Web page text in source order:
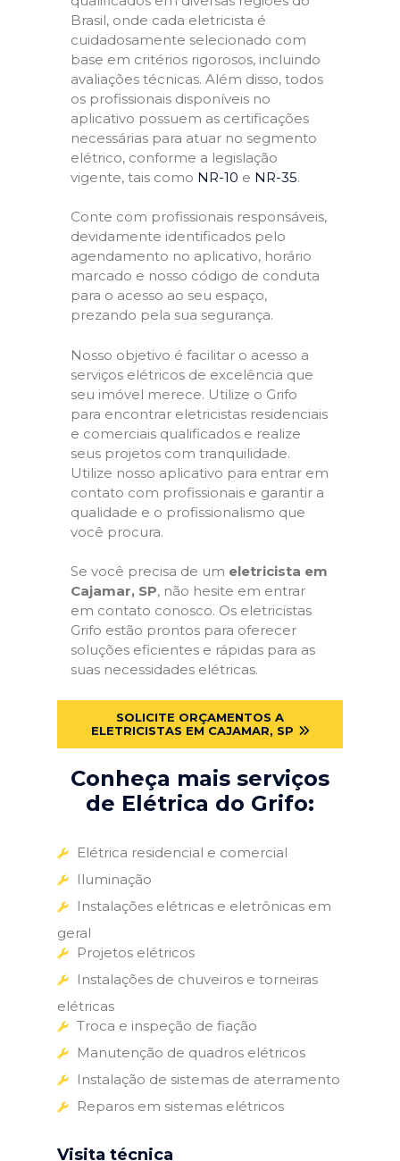
Brasil, onde cada eletricista é
cuidadosamente selecionado com
base em critérios rigorosos, incluindo
avaliações técnicas. Além disso, todos
os profissionais disponíveis no
aplicativo possuem as certificações
necessárias para atuar no segmento
elétrico, conforme a legislação
vigente, tais como NR-10 e NR-35.
Conte com profissionais responsáveis,
devidamente identificados pelo
agendamento no aplicativo, horário
marcado e nosso código de conduta
para o acesso ao seu espaço,
prezando pela sua segurança.
Nosso objetivo é facilitar o acesso a
serviços elétricos de excelência que
seu imóvel merece. Utilize o Grifo
para encontrar eletricistas residenciais
e comerciais qualificados e realize
seus projetos com tranquilidade.
Utilize nosso aplicativo para entrar em
contato com profissionais e garantir a
qualidade e o profissionalismo que
você procura.
Se você precisa de um eletricista em
Cajamar, SP, não hesite em entrar
em contato conosco. Os eletricistas
Grifo estão prontos para oferecer
soluções eficientes e rápidas para as
suas necessidades elétricas.
SOLICITE ORÇAMENTOS A
ELETRICISTAS EM CAJAMAR, SP
Conheça mais serviços
de Elétrica do Grifo:
Elétrica residencial e comercial
Iluminação
Instalações elétricas e eletrônicas em
geral
Projetos elétricos
Instalações de chuveiros e torneiras
elétricas
Troca e inspeção de fiação
Manutenção de quadros elétricos
Instalação de sistemas de aterramento
Reparos em sistemas elétricos
Visita técnica